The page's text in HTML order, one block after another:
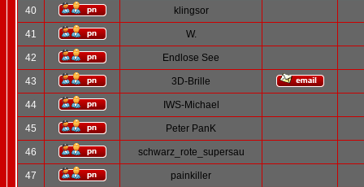
40 klingsor
41 W.
42 Endlose See
43 3D-Brille
44 IWS-Michael
45 Peter PanK
46 schwarz_rote_supersau
47 painkiller